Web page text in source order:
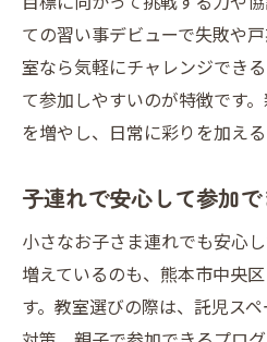
地域密着型習い事デ
習い事デビューで地
る
身近な環境で習い
初めての習い事デビ
初心者でも安心の習
習い事デビューで失
初体験を楽しむため
ての習い事デビューで失敗や
室なら気軽にチャレンジでき
て参加しやすいのが特徴です
を増やし、日常に彩りを加え
子連れで安心して参加
小さなお子さま連れでも安心
増えているのも、熊本市中央
す。教室選びの際は、託児ス